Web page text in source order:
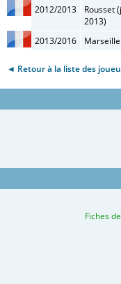
2012/2013
Rousset
2013)
2013/2016
Marseille
◄ Retour à la liste des
Fiches